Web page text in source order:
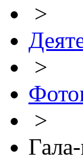
>
>
>